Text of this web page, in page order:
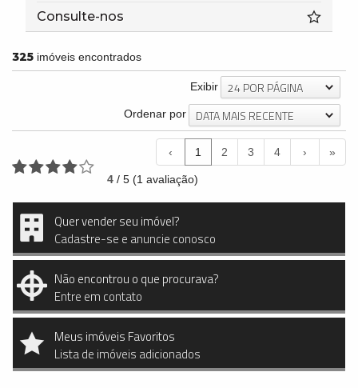
Consulte-nos
325 imóveis encontrados
Exibir 24 POR PÁGINA
Ordenar por DATA MAIS RECENTE
‹ 1 2 3 4 › »
4 / 5 (1 avaliação)
Quer vender seu imóvel?
Cadastre-se e anuncie conosco
Não encontrou o que procurava?
Entre em contato
Meus imóveis Favoritos
Lista de imóveis adicionados